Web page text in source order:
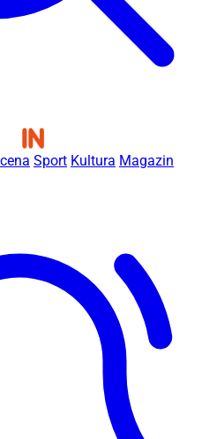
Sport Kultura Magazin